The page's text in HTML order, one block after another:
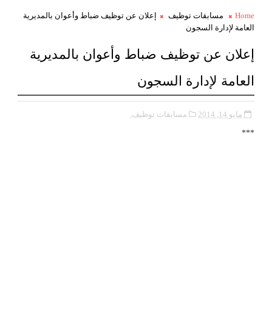
Home مسابقات توظيف
إعلان عن توظيف ضباط وأعوان بالمديرية
العامة لإدارة السجون
إعلان عن توظيف ضباط وأعوان بالمديرية
العامة لإدارة السجون
مايو 14, 2014 مسابقات توظيف,
***